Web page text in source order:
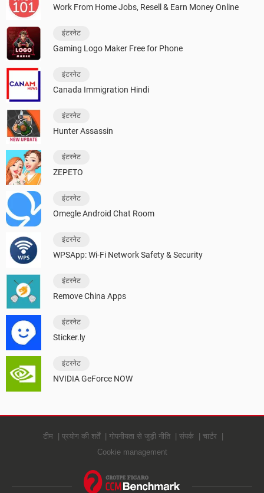
Work From Home Jobs, Resell & Earn Money Online
इंटरनेट
Gaming Logo Maker Free for Phone
इंटरनेट
Canada Immigration Hindi
इंटरनेट
Hunter Assassin
इंटरनेट
ZEPETO
इंटरनेट
Omegle Android Chat Room
इंटरनेट
WPSApp: Wi-Fi Network Safety & Security
इंटरनेट
Remove China Apps
इंटरनेट
Sticker.ly
इंटरनेट
NVIDIA GeForce NOW
टीम प्रयोग की शर्तें गोपनीयता से जुड़ी नीति संपर्क
चार्टर
Cookie management